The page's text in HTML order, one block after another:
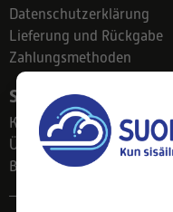
Datenschutzerklärung
Lieferung und Rückgabe
Zahlungsmethoden
Suodatinkeskus
Kontakt
Über uns
Blog